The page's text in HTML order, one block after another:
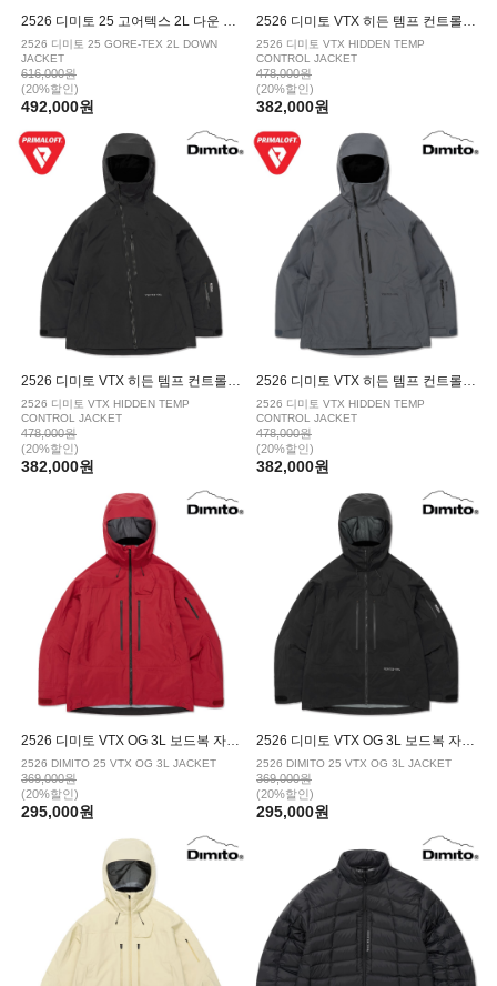
2526 디미토 25 고어텍스 2L 다운 보드복 자켓 SLATE SAGE
2526 디미토 25 GORE-TEX 2L DOWN
JACKET
616,000원
(20%할인)
492,000원
2526 디미토 VTX 히든 템프 컨트롤 보드복 자켓 CAPRI BLUE
2526 디미토 VTX HIDDEN TEMP
CONTROL JACKET
478,000원
(20%할인)
382,000원
2526 디미토 VTX 히든 템프 컨트롤 보드복 자켓 BLACK
2526 디미토 VTX HIDDEN TEMP
CONTROL JACKET
478,000원
(20%할인)
382,000원
2526 디미토 VTX 히든 템프 컨트롤 보드복 자켓 DARK SHADOW
2526 디미토 VTX HIDDEN TEMP
CONTROL JACKET
478,000원
(20%할인)
382,000원
2526 디미토 VTX OG 3L 보드복 자켓 BLOOD
2526 DIMITO 25 VTX OG 3L JACKET
369,000원
(20%할인)
295,000원
2526 디미토 VTX OG 3L 보드복 자켓 BLACK
2526 DIMITO 25 VTX OG 3L JACKET
369,000원
(20%할인)
295,000원